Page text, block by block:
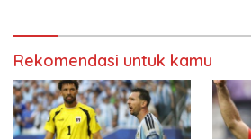
Rekomendasi untuk kamu